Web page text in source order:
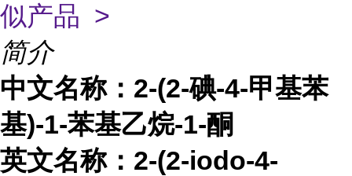
似产品 >
简介
中文名称： 2-(2-碘-4-甲基苯
基)-1-苯基乙烷-1-酮
英文名称： 2-(2-iodo-4-